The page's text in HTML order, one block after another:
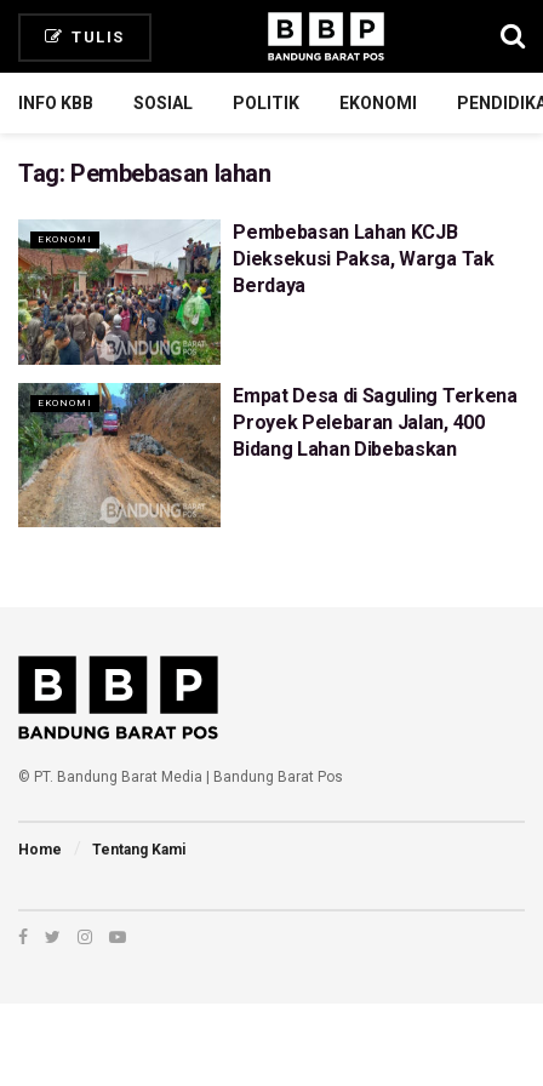
TULIS
INFO KBB SOSIAL POLITIK EKONOMI
Tag: Pembebasan lahan
EKONOMI
Pembebasan Lahan KCJB
Dieksekusi Paksa, Warga Tak
Berdaya
EKONOMI
Empat Desa di Saguling Terkena
Proyek Pelebaran Jalan, 400
Bidang Lahan Dibebaskan
© PT. Bandung Barat Media | Bandung Barat Pos
Home Tentang Kami